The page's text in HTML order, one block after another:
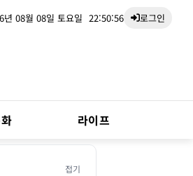
년 08월 08일 토요일 22:50:57 로그인
라이프
접기